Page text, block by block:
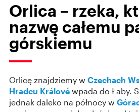
Orlica – rzeka,
nazwę całemu
górskiemu
Orlicę znajdziemy w Czechach
Hradcu Králové wpada do Łaby.
jednak daleko na północy w